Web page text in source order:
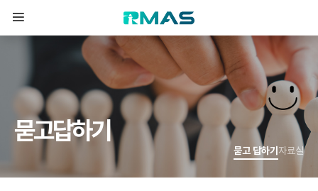
묻고답하기
묻고 답하기 자료실